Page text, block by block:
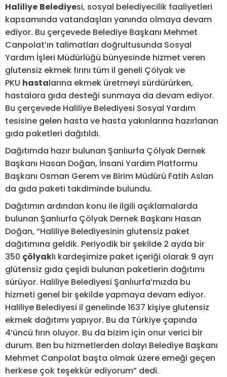
Haliliye Belediyesi, sosyal belediyecilik faaliyetleri
kapsamında vatandaşları yanında olmaya devam
ediyor. Bu çerçevede Belediye Başkanı Mehmet
Canpolat’ın talimatları doğrultusunda Sosyal
Yardım İşleri Müdürlüğü bünyesinde hizmet veren
glutensiz ekmek fırını tüm il geneli Çölyak ve
PKU hastalarına ekmek üretmeyi sürdürürken,
hastalara gıda desteği sunmaya da devam ediyor.
Bu çerçevede Haliliye Belediyesi Sosyal Yardım
tesisine gelen hasta ve hasta yakınlarına hazırlanan
gıda paketleri dağıtıldı.
Dağıtımda hazır bulunan Şanlıurfa Çölyak Dernek
Başkanı Hasan Doğan, İnsani Yardım Platformu
Başkanı Osman Gerem ve Birim Müdürü Fatih Aslan
da gıda paketi takdiminde bulundu.
Dağıtımın ardından konu ile ilgili açıklamalarda
bulunan Şanlıurfa Çölyak Dernek Başkanı Hasan
Doğan, “Haliliye Belediyesinin glutensiz paket
dağıtımına geldik. Periyodik bir şekilde 2 ayda bir
350 çölyaklı kardeşimize paket içeriği olarak 9 ayrı
glütensiz gıda çeşidi bulunan paketlerin dağıtımı
sürüyor. Haliliye Belediyesi Şanlıurfa’mızda bu
hizmeti genel bir şekilde yapmaya devam ediyor.
Haliliye Belediyesi il genelinde 1637 kişiye glutensiz
ekmek dağıtımı yapıyor. Bu da Türkiye çapında
4’üncü fırın oluyor. Bu da bizim için onur verici bir
durum. Ben bu hizmetlerden dolayı Belediye Başkanı
Mehmet Canpolat başta olmak üzere emeği geçen
herkese çok teşekkür ediyorum” dedi.